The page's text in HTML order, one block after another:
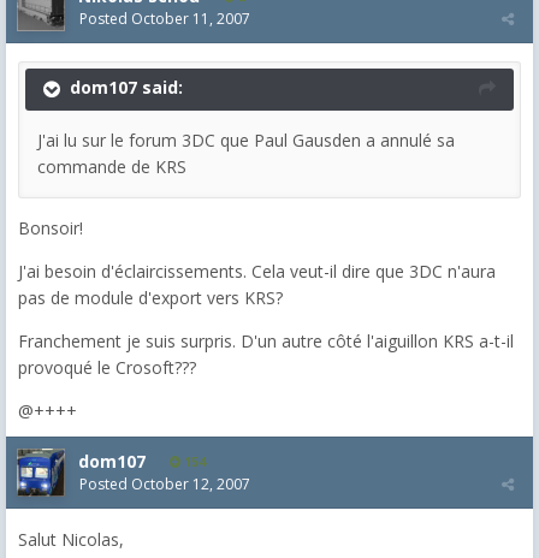
Posted October 11, 2007
dom107 said:
J'ai lu sur le forum 3DC que Paul Gausden a annulé sa
commande de KRS
Bonsoir!
J'ai besoin d'éclaircissements. Cela veut-il dire que 3DC n'aura
pas de module d'export vers KRS?
Franchement je suis surpris. D'un autre côté l'aiguillon KRS a-t-il
provoqué le Crosoft???
@++++
dom107 154
Posted October 12, 2007
Salut Nicolas,